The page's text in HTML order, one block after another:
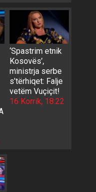
‘Spastrim etnik
Kosovës’,
ministrja serbe
s’tërhiqet: Falje
vetëm Vuçiçit!
16 Korrik, 18:22